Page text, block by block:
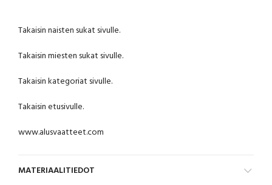
Takaisin naisten sukat sivulle.
Takaisin miesten sukat sivulle.
Takaisin kategoriat sivulle.
Takaisin etusivulle.
www.alusvaatteet.com
MATERIAALITIEDOT